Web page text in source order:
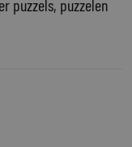
puzzels, puzzelen